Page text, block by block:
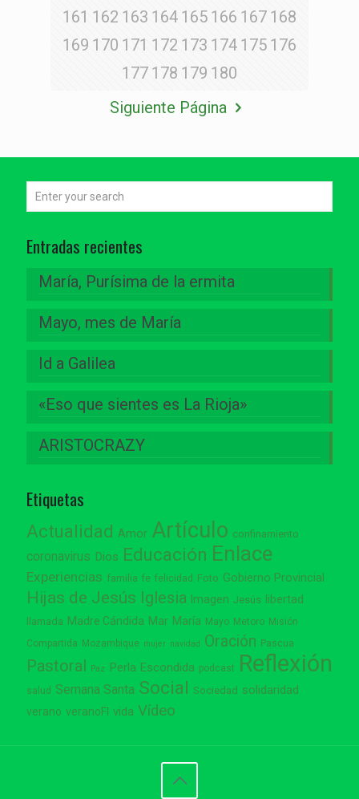
161 162 163 164 165 166 167 168
169 170 171 172 173 174 175 176
177 178 179 180
Siguiente Página
Entradas recientes
María, Purísima de la ermita
Mayo, mes de María
Id a Galilea
«Eso que sientes es La Rioja»
ARISTOCRAZY
Etiquetas
Actualidad Amor Artículo confinamiento
coronavirus Dios Educación Enlace
Experiencias familia fe felicidad Foto Gobierno Provincial
Hijas de Jesús Iglesia Imagen Jesús libertad
llamada Madre Cándida Mar María Mayo Metoro Misión
Compartida Mozambique mujer navidad Oración Pascua
Pastoral Paz Perla Escondida podcast Reflexión
salud Semana Santa Social Sociedad solidaridad
verano veranoFI vida Vídeo